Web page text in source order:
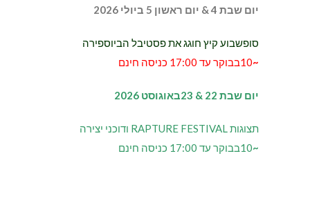
יום שבת 4 & יום ראשון 5 ביולי 2026
סופשבוע קיץ חוגג את פסטיבל הביוספירה
~10בבוקר עד 17:00 כניסה חינם
יום שבת 22 & 23באוגוסט 2026
תצוגות RAPTURE FESTIVAL ודוכני יצירה
~10בבוקר עד 17:00 כניסה חינם